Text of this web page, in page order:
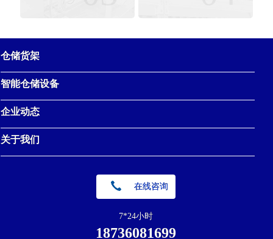
仓储货架
智能仓储设备
企业动态
关于我们
在线咨询
7*24小时
18736081699